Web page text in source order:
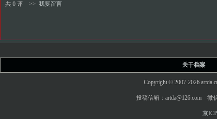
共 0 评
>> 我要留言
关于档案
Copyright © 2007-2026
投稿信箱：artda@126.com 微
京